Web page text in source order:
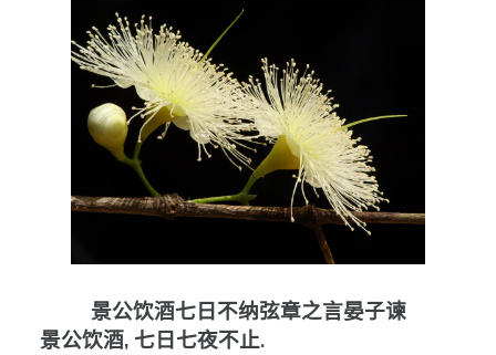
景公饮酒七日不纳弦章之言晏子谏
景公饮酒, 七日七夜不止.